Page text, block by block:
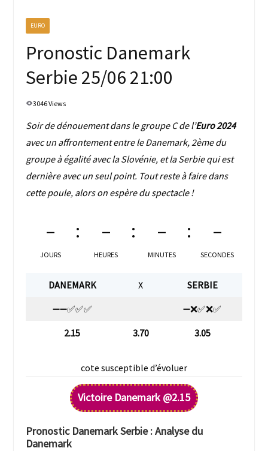
EURO
Pronostic Danemark
Serbie 25/06 21:00
3046 Views
Soir de dénouement dans le groupe C de l’Euro 2024
avec un affrontement entre le Danemark, 2ème du
groupe à égalité avec la Slovénie, et la Serbie qui est
dernière avec un seul point. Tout reste à faire dans
cette poule, alors on espère du spectacle !
–
JOURS
–
HEURES
–
MINUTES
–
SECONDES
DANEMARK X
SERBIE
➖➖✅✅✅
➖❌✅❌✅
2.15
3.70 3.05
cote susceptible d’évoluer
Victoire Danemark@2.15
Pronostic Danemark Serbie : Analyse du
Danemark